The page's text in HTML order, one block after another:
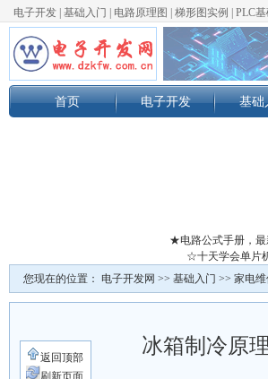
电子开发 基础入门 电路原理图 梯形图实例 PLC基
首页 电子开发 基础
★电路公式手册，最
☆十天学会单片
您现在的位置： 电子开发网 >> 基础入门 >> 家电
冰箱制冷原
返回顶部
刷新页面